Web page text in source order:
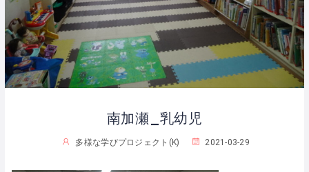
南加瀬_乳幼児
多様な学びプロジェクト(K) 2021-03-29